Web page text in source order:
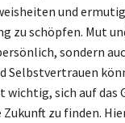
und
zu schöpfen. Mut
sondern
Selbstvertrauen
wichtig, sich auf das
zu finden.